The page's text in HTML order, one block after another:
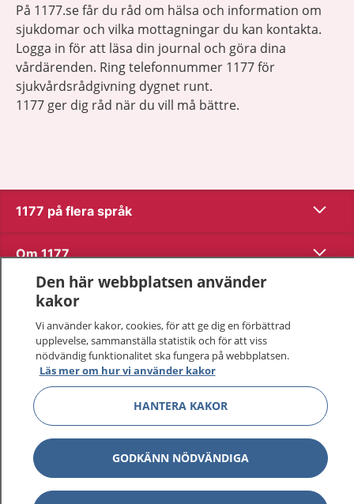
På 1177.se får du råd om hälsa och information om
sjukdomar och vilka mottagningar du kan kontakta.
Logga in för att läsa din journal och göra dina
vårdärenden. Ring telefonnummer 1177 för
sjukvårdsrådgivning dygnet runt.
1177 ger dig råd när du vill må bättre.
1177 på flera språk Visa
Om 1177 Visa
Kontakt
Behandling av personuppgifter
Hantering av kakor
Inställningar för kakor
1177 – en tjänst frånInera.
Den här webbplatsen använder
kakor
Vi använder kakor, cookies, för att ge dig en förbättrad
upplevelse, sammanställa statistik och för att viss
nödvändig funktionalitet ska fungera på webbplatsen.
Läs mer om hur vi använder kakor
HANTERA KAKOR
GODKÄNN NÖDVÄNDIGA